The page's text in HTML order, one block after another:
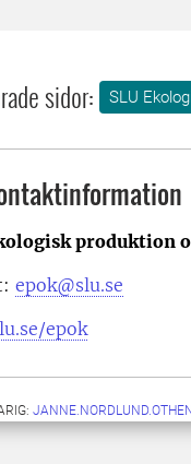
sidor: SLU
produktion
epok@slu.se
epok